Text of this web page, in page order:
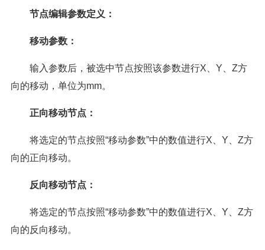
节点编辑参数定义：
移动参数：
输入参数后，被选中节点按照该参数进行X、Y、Z方
向的移动，单位为mm。
正向移动节点：
将选定的节点按照“移动参数”中的数值进行X、Y、Z方
向的正向移动。
反向移动节点：
将选定的节点按照“移动参数”中的数值进行X、Y、Z方
向的反向移动。